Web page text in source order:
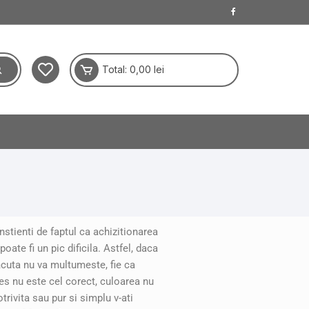
Total: 0,00 lei
de faptul ca achizitionarea
fi un pic dificila. Astfel, daca
nu va multumeste, fie ca
nu este cel corect, culoarea nu
sau pur si simplu v-ati